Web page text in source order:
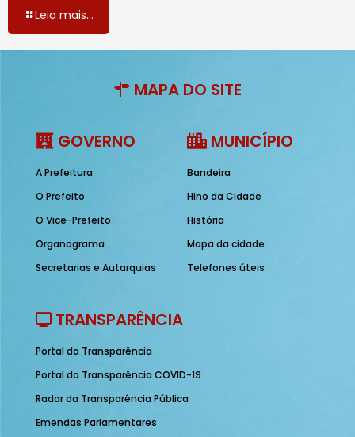
Leia mais...
MAPA DO SITE
GOVERNO
A Prefeitura
O Prefeito
O Vice-Prefeito
Organograma
Secretarias e Autarquias
MUNICÍPIO
Bandeira
Hino da Cidade
História
Mapa da cidade
Telefones úteis
TRANSPARÊNCIA
Portal da Transparência
Portal da Transparência COVID-19
Radar da Transparência Pública
Emendas Parlamentares